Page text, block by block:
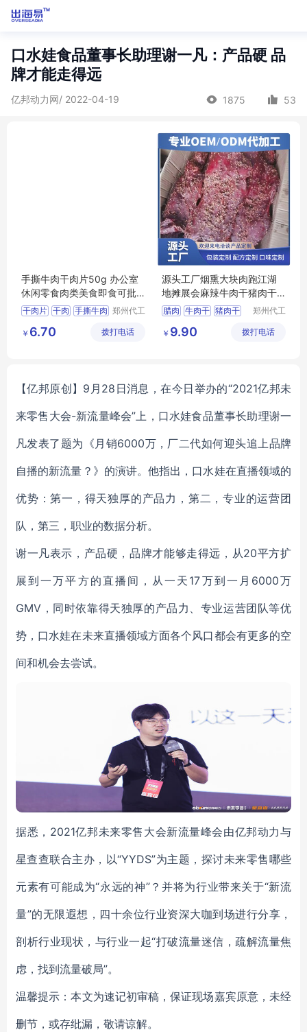
口水娃食品董事长助理谢一凡：产品硬 品
牌才能走得远
亿邦动力网/ 2022-04-19 1875 53
手撕牛肉干肉片50g 办公室
休闲零食肉类美食即食可批
发
干肉片 干肉 手撕牛肉 郑州代工
技有限公
￥ 6.70 拨打电话
源头工厂烟熏大块肉跑江湖
地摊展会麻辣牛肉干猪肉干
五香大块腊肉
腊肉 牛肉干 猪肉干
郑州代工
技有限公
￥ 9.90 拨打电话
【亿邦原创】9月28日消息，在今日举办的“2021亿邦未
来零售大会-新流量峰会”上，口水娃食品董事长助理谢一
凡发表了题为《月销6000万，厂二代如何迎头追上品牌
自播的新流量？》的演讲。他指出，口水娃在直播领域的
优势：第一，得天独厚的产品力，第二，专业的运营团
队，第三，职业的数据分析。
谢一凡表示，产品硬，品牌才能够走得远，从20平方扩
展到一万平方的直播间，从一天17万到一月6000万
GMV，同时依靠得天独厚的产品力、专业运营团队等优
势，口水娃在未来直播领域方面各个风口都会有更多的空
间和机会去尝试。
据悉，2021亿邦未来零售大会新流量峰会由亿邦动力与
星查查联合主办，以“YYDS”为主题，探讨未来零售哪些
元素有可能成为“永远的神”？并将为行业带来关于“新流
量”的无限遐想，四十余位行业资深大咖到场进行分享，
剖析行业现状，与行业一起“打破流量迷信，疏解流量焦
虑，找到流量破局”。
温馨提示：本文为速记初审稿，保证现场嘉宾原意，未经
删节，或存纰漏，敬请谅解。